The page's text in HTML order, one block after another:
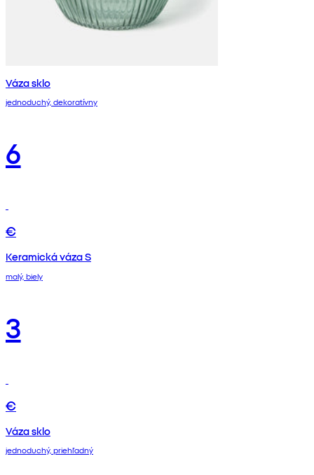
Váza sklo
jednoduchý, dekoratívny
6
€
Keramická váza S
malý, biely
3
€
Váza sklo
jednoduchý, priehľadný